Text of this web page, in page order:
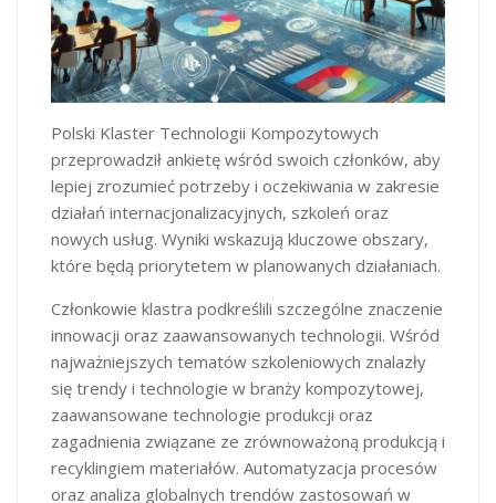
Polski Klaster Technologii Kompozytowych
przeprowadził ankietę wśród swoich członków, aby
lepiej zrozumieć potrzeby i oczekiwania w zakresie
działań internacjonalizacyjnych, szkoleń oraz
nowych usług. Wyniki wskazują kluczowe obszary,
które będą priorytetem w planowanych działaniach.
Członkowie klastra podkreślili szczególne znaczenie
innowacji oraz zaawansowanych technologii. Wśród
najważniejszych tematów szkoleniowych znalazły
się trendy i technologie w branży kompozytowej,
zaawansowane technologie produkcji oraz
zagadnienia związane ze zrównoważoną produkcją i
recyklingiem materiałów. Automatyzacja procesów
oraz analiza globalnych trendów zastosowań w